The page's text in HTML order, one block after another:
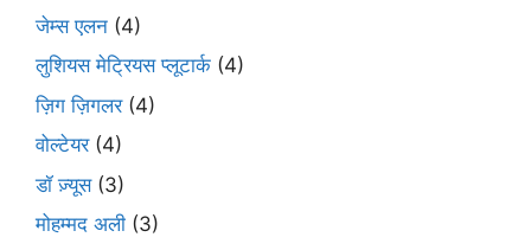
जेम्स एलन (4)
लुशियस मेट्रियस प्लूटार्क (4)
ज़िग ज़िगलर(4)
वोल्टेयर(4)
डॉ ज़्यूस(3)
मोहम्मद अली (3)